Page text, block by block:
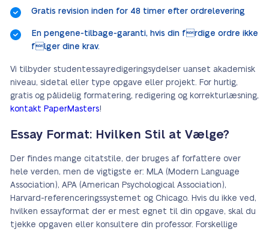
Gratis revision inden for 48 timer efter ordrelevering
En pengene-tilbage-garanti, hvis din frdige ordre ikke
flger dine krav.
Vi tilbyder studentessayredigeringsydelser uanset akademisk
niveau, sidetal eller type opgave eller projekt. For hurtig,
gratis og pålidelig formatering, redigering og korrekturlæsning,
kontakt PaperMasters!
Essay Format: Hvilken Stil at Vælge?
Der findes mange citatstile, der bruges af forfattere over
hele verden, men de vigtigste er: MLA (Modern Language
Association), APA (American Psychological Association),
Harvard-referenceringssystemet og Chicago. Hvis du ikke ved,
hvilken essayformat der er mest egnet til din opgave, skal du
tjekke opgaven eller konsultere din professor. Forskellige